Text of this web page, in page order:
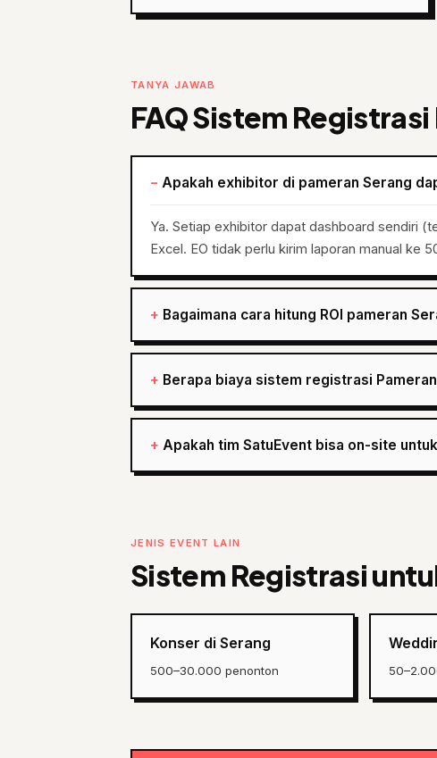
TANYA JAWAB
FAQ Sistem
Apakah exhibitor di pameran Serang
Ya. Setiap exhibitor dapat dashboard sendiri
Excel. EO tidak perlu kirim laporan manual ke
Bagaimana cara hitung ROI pameran
Berapa biaya sistem registrasi
Apakah tim SatuEvent bisa on-site
JENIS EVENT LAIN
Sistem Registrasi
Konser di Serang
500–30.000 penonton